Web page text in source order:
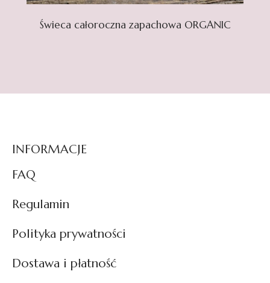
Świeca całoroczna zapachowa ORGANIC
INFORMACJE
FAQ
Regulamin
Polityka prywatności
Dostawa i płatność